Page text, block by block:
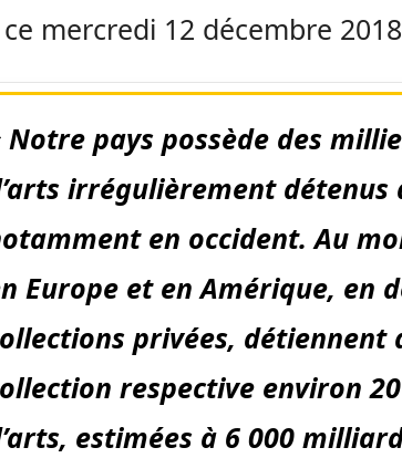
mercredi 12 décembre
Notre pays possède des
irrégulièrement détenus
en occident. Au
Europe et en Amérique, en
privées, détiennent
respective environ
estimées à 6 000